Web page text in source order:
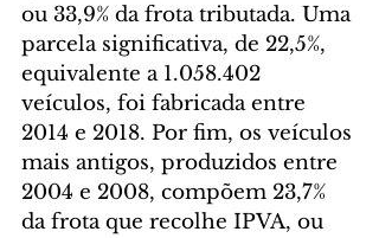
ou 33,9% da frota tributada. Uma
parcela significativa, de 22,5%,
equivalente a 1.058.402
veículos, foi fabricada entre
2014 e 2018. Por fim, os veículos
mais antigos, produzidos entre
2004 e 2008, compõem 23,7%
da frota que recolhe IPVA, ou